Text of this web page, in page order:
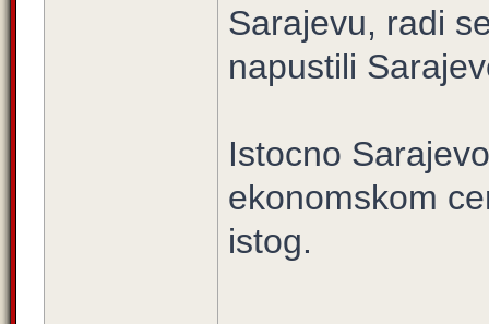
Sarajevu, radi
napustili
Istocno
ekonomskom
istog.